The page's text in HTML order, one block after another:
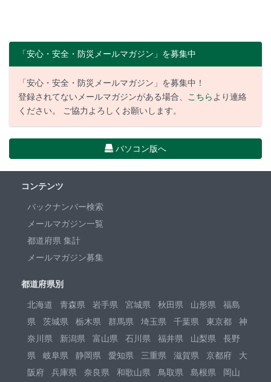
「安心・安全・防災メールマガジン」を募集中
「安心・安全・防災メールマガジン」を募集中！
登録されてないメールマガジンがある場合、 こちらより連絡
ください。 ご協力よろしくお願いします。
パソコン版へ
コンテンツ
バックナンバー検索
メールマガジン一覧
都道府県 集計
メールマガジン募集
都道府県別
北海道
青森県 岩手県 宮城県 秋田県 山形県
福島
県
茨城県 栃木県 群馬県 埼玉県 千葉県 東京都
神
奈川県
新潟県 富山県 石川県 福井県 山梨県
長野
県
岐阜県 静岡県 愛知県 三重県 滋賀県 京都府
大
阪府
兵庫県 奈良県 和歌山県 鳥取県 島根県 岡山